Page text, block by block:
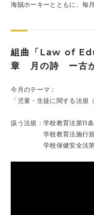
海賊ホーキーとともに、毎
組曲「Law of
章 月の詩 ー古
今月のテーマ：
「児童・生徒に関する法規
扱う法規：学校教育法第11
学校教育法施行規則
学校保健安全法第